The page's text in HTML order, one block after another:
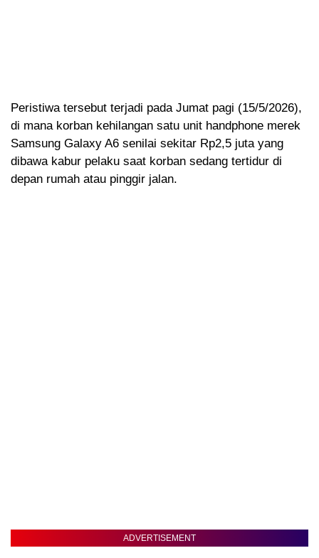
Peristiwa tersebut terjadi pada Jumat pagi (15/5/2026),
di mana korban kehilangan satu unit handphone merek
Samsung Galaxy A6 senilai sekitar Rp2,5 juta yang
dibawa kabur pelaku saat korban sedang tertidur di
depan rumah atau pinggir jalan.
ADVERTISEMENT